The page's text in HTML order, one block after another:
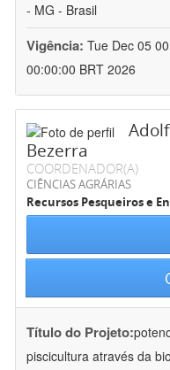
- MG - Brasil
Vigência: Tue Dec 05
00:00:00 BRT 2026
Bezerra
COORDENADOR(A)
CIÊNCIAS AGRÁRIAS
Recursos Pesqueiros e
Título do Projeto:
piscicultura através da